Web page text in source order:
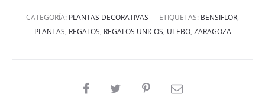
CATEGORÍA: PLANTAS DECORATIVAS ETIQUETAS: BENSIFLOR,
PLANTAS, REGALOS, REGALOS UNICOS, UTEBO, ZARAGOZA
SHARE